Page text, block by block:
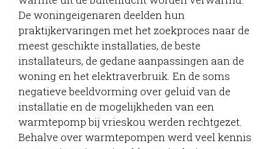
De woningeigenaren deelden hun
praktijkervaringen met het zoekproces naar de
meest geschikte installaties, de beste
installateurs, de gedane aanpassingen aan de
woning en het elektraverbruik. En de soms
negatieve beeldvorming over geluid van de
installatie en de mogelijkheden van een
warmtepomp bij vrieskou werden rechtgezet.
Behalve over warmtepompen werd veel kennis